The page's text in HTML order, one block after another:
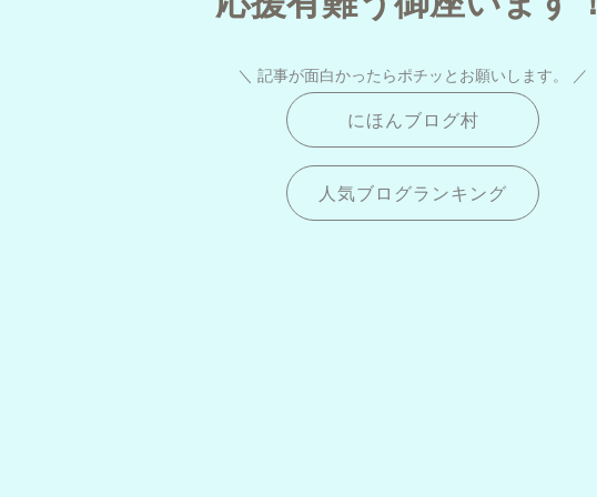
＼ 記事が面白かったらポチッとお願いします。 ／
にほんブログ村
人気ブログランキング